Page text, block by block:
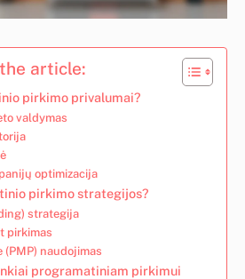
article:
pirkimo privalumai?
valdymas
optimizacija
pirkimo strategijos?
strategija
pirkimas
naudojimas
programatiniam pirkimui